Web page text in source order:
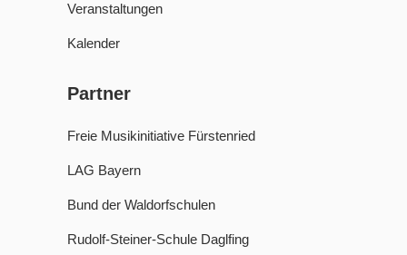
Veranstaltungen
Kalender
Partner
Freie Musikinitiative Fürstenried
LAG Bayern
Bund der Waldorfschulen
Rudolf-Steiner-Schule Daglfing